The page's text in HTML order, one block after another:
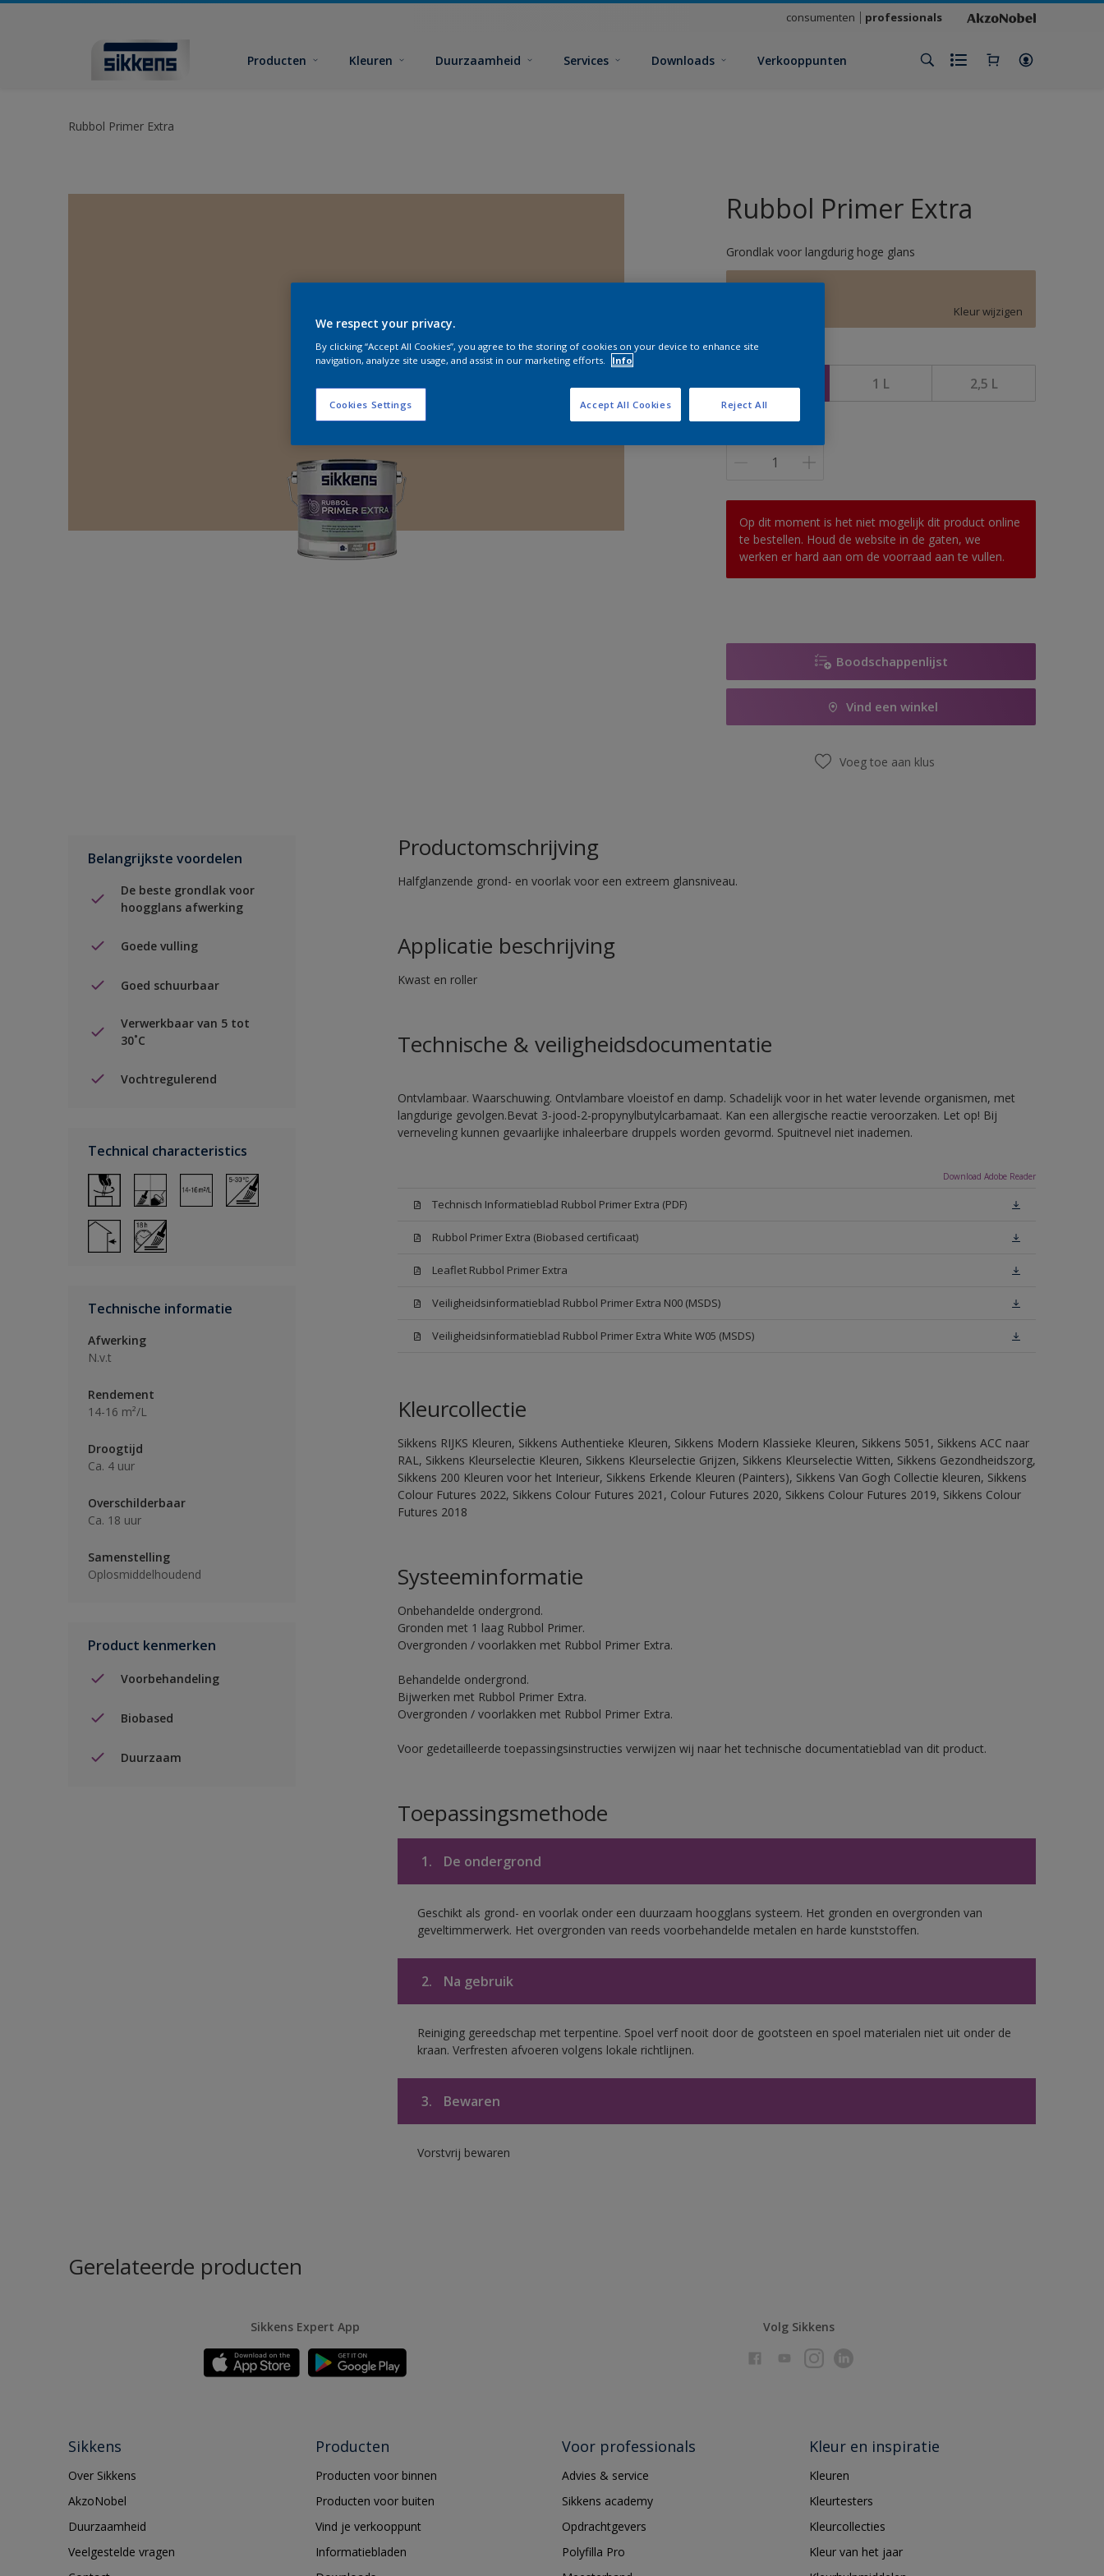
consumenten professionals
Producten Kleuren Duurzaamheid Services Downloads Verkooppunten
Rubbol Primer Extra
Rubbol Primer Extra
Grondlak voor langdurig hoge glans
Kleur wijzigen
0,5 L 1 L 2,5 L
Op dit moment is het niet mogelijk dit product online
te bestellen. Houd de website in de gaten, we
werken er hard aan om de voorraad aan te vullen.
Boodschappenlijst
Vind een winkel
Voeg toe aan klus
Belangrijkste voordelen
De beste grondlak voor
hoogglans afwerking
Goede vulling
Goed schuurbaar
Verwerkbaar van 5 tot
30˚C
Vochtregulerend
Technical characteristics
Technische informatie
Afwerking
N.v.t
Rendement
14-16 m²/L
Droogtijd
Ca. 4 uur
Overschilderbaar
Ca. 18 uur
Samenstelling
Oplosmiddelhoudend
Product kenmerken
Voorbehandeling
Biobased
Duurzaam
Productomschrijving
Halfglanzende grond- en voorlak voor een extreem glansniveau.
Applicatie beschrijving
Kwast en roller
Technische & veiligheidsdocumentatie
Ontvlambaar. Waarschuwing. Ontvlambare vloeistof en damp. Schadelijk voor in het water levende organismen, met
langdurige gevolgen.Bevat 3-jood-2-propynylbutylcarbamaat. Kan een allergische reactie veroorzaken. Let op! Bij
verneveling kunnen gevaarlijke inhaleerbare druppels worden gevormd. Spuitnevel niet inademen.
Download Adobe Reader
Technisch Informatieblad Rubbol Primer Extra (PDF)
Rubbol Primer Extra (Biobased certificaat)
Leaflet Rubbol Primer Extra
Veiligheidsinformatieblad Rubbol Primer Extra N00 (MSDS)
Veiligheidsinformatieblad Rubbol Primer Extra White W05 (MSDS)
Kleurcollectie
Sikkens RIJKS Kleuren, Sikkens Authentieke Kleuren, Sikkens Modern Klassieke Kleuren, Sikkens 5051, Sikkens ACC naar
RAL, Sikkens Kleurselectie Kleuren, Sikkens Kleurselectie Grijzen, Sikkens Kleurselectie Witten, Sikkens Gezondheidszorg,
Sikkens 200 Kleuren voor het Interieur, Sikkens Erkende Kleuren (Painters), Sikkens Van Gogh Collectie kleuren, Sikkens
Colour Futures 2022, Sikkens Colour Futures 2021, Colour Futures 2020, Sikkens Colour Futures 2019, Sikkens Colour
Futures 2018
Systeeminformatie
Onbehandelde ondergrond.
Gronden met 1 laag Rubbol Primer.
Overgronden / voorlakken met Rubbol Primer Extra.
Behandelde ondergrond.
Bijwerken met Rubbol Primer Extra.
Overgronden / voorlakken met Rubbol Primer Extra.
Voor gedetailleerde toepassingsinstructies verwijzen wij naar het technische documentatieblad van dit product.
Toepassingsmethode
1. De ondergrond
Geschikt als grond- en voorlak onder een duurzaam hoogglans systeem. Het gronden en overgronden van
geveltimmerwerk. Het overgronden van reeds voorbehandelde metalen en harde kunststoffen.
2. Na gebruik
Reiniging gereedschap met terpentine. Spoel verf nooit door de gootsteen en spoel materialen niet uit onder de
kraan. Verfresten afvoeren volgens lokale richtlijnen.
3. Bewaren
Vorstvrij bewaren
Gerelateerde producten
Sikkens Expert App Volg Sikkens
Sikkens
Over Sikkens
AkzoNobel
Duurzaamheid
Veelgestelde vragen
Producten
Producten voor binnen
Producten voor buiten
Vind je verkooppunt
Informatiebladen
Voor professionals
Advies & service
Sikkens academy
Opdrachtgevers
Polyfilla Pro
Kleur en inspiratie
Kleuren
Kleurtesters
Kleurcollecties
Kleur van het jaar
We respect your privacy.
By clicking “Accept All Cookies”, you agree to the storing of cookies on your device to enhance site
navigation, analyze site usage, and assist in our marketing efforts.
Info
Cookies Settings Reject All
Accept All Cookies